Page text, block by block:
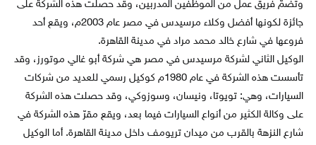
وتضمّ فريق عمل من الموظفين المدربين، وقد حصلت هذه الشركة على
جائزة لكونها أفضل وكلاء مرسيدس في مصر عام 2003م، ويقع أحد
فروعها في شارع خالد محمد مراد في مدينة القاهرة.
الوكيل الثاني لشركة مرسيدس في مصر هي شركة أبو غالي موتورز، وقد
تأسست هذه الشركة في عام 1980م كوكيل رسمي للعديد من شركات
السيارات، وهي: تويوتا، ونيسان، وسوزوكي، وقد حصلت هذه الشركة
على وكالة الكثير من أنواع السيارات فيما بعد، ويقع مقرّ هذه الشركة في
شارع النزهة بالقرب من ميدان تريومف داخل مدينة القاهرة. أما الوكيل